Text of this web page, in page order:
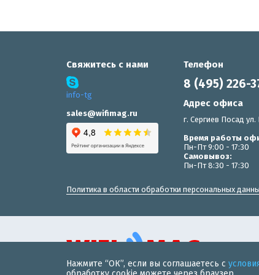
Нажмите “ОК”, если вы соглашаетесь с
Свяжитесь с нами
info-tg
sales@wifimag.ru
Телефон
8 (495) 226-
Адрес офиса
г. Сергиев Посад ул.
Время работы
Пн-Пт 9:00 - 17:30
Самовывоз:
Пн-Пт 8:30 - 17:30
Политика в области обработки персональных
© 2019 «WiFiMAG» - интернет-магазин wi-fi